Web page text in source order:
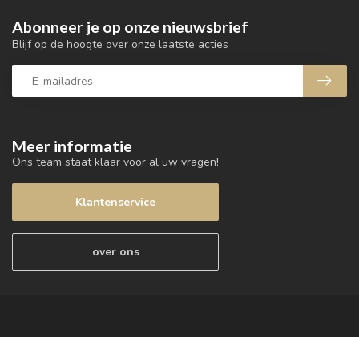
Meer informatie
Ons team staat klaar voor al uw vragen!
Klantenservice
over ons
Abonneer je op onze nieuwsbrief
Blijf op de hoogte over onze laatste acties